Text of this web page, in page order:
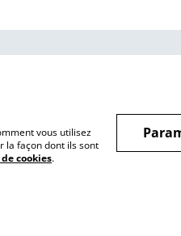
vous utilisez
la façon dont ils sont
cookies.